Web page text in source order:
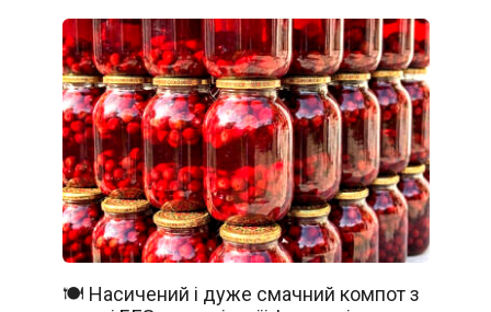
🍽️ Насичений і дуже смачний компот з